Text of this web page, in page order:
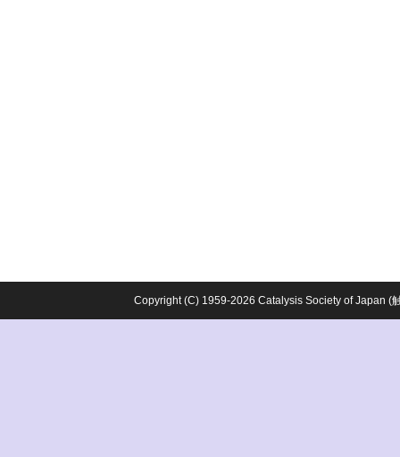
Copyright (C) 1959-2026 Catalysis Society of Japan (